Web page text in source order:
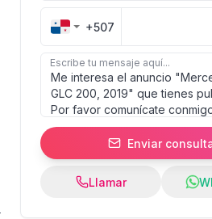
+507
Escribe tu mensaje aquí...
Enviar
Llamar